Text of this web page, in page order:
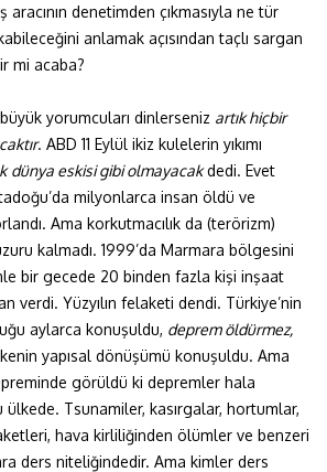
denetimden çıkmasıyla ne tür
anlamak açısından taçlı sargan
mi acaba?
yorumcuları dinlerseniz artık hiçbir
. ABD 11 Eylül ikiz kulelerin yıkımı
dünya eskisi gibi olmayacakdedi. Evet
milyonlarca insan öldü ve
Ama korkutmacılık da (terörizm)
kalmadı. 1999’da Marmara bölgesini
bir gecede 20 binden fazla kişi inşaat
verdi. Yüzyılın felaketi dendi. Türkiye’nin
aylarca konuşuldu, deprem öldürmez,
yapısal dönüşümü konuşuldu. Ama
görüldü ki depremler hala
Tsunamiler, kasırgalar, hortumlar,
hava kirliliğinden ölümler ve benzeri
ders niteliğindedir. Ama kimler ders